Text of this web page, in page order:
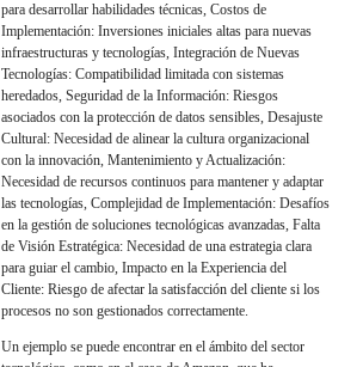
para desarrollar habilidades técnicas, Costos de
Implementación: Inversiones iniciales altas para nuevas
infraestructuras y tecnologías, Integración de Nuevas
Tecnologías: Compatibilidad limitada con sistemas
heredados, Seguridad de la Información: Riesgos
asociados con la protección de datos sensibles, Desajuste
Cultural: Necesidad de alinear la cultura organizacional
con la innovación, Mantenimiento y Actualización:
Necesidad de recursos continuos para mantener y adaptar
las tecnologías, Complejidad de Implementación: Desafíos
en la gestión de soluciones tecnológicas avanzadas, Falta
de Visión Estratégica: Necesidad de una estrategia clara
para guiar el cambio, Impacto en la Experiencia del
Cliente: Riesgo de afectar la satisfacción del cliente si los
procesos no son gestionados correctamente.
Un ejemplo se puede encontrar en el ámbito del sector